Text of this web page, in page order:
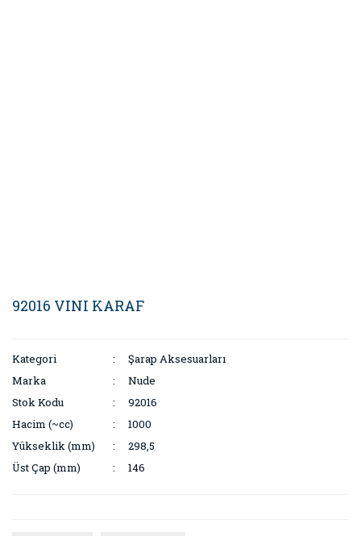
92016 VINI KARAF
Kategori
Şarap Aksesuarları
Marka
Nude
Stok Kodu
92016
Hacim (~cc)
1000
Yükseklik (mm)
298,5
Üst Çap (mm)
146